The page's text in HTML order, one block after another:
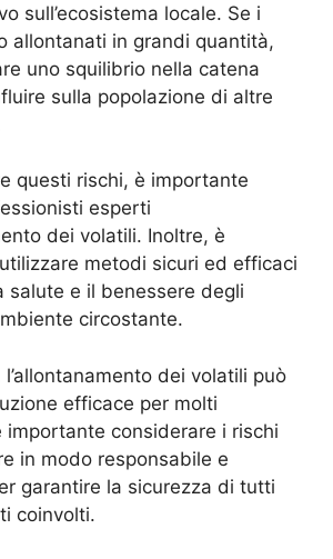
sull’ecosistema locale. Se i
allontanati in grandi quantità,
uno squilibrio nella catena
sulla popolazione di altre
questi rischi, è importante
esperti
dei volatili. Inoltre, è
metodi sicuri ed efficaci
salute e il benessere degli
circostante.
dei volatili può
efficace per molti
importante considerare i rischi
in modo responsabile e
garantire la sicurezza di tutti
coinvolti.